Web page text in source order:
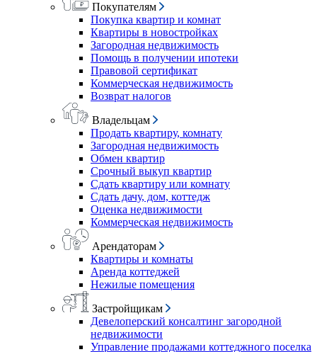
Покупателям
Покупка квартир и комнат
Квартиры в новостройках
Загородная недвижимость
Помощь в получении ипотеки
Правовой сертификат
Коммерческая недвижимость
Возврат налогов
Владельцам
Продать квартиру, комнату
Загородная недвижимость
Обмен квартир
Срочный выкуп квартир
Сдать квартиру или комнату
Сдать дачу, дом, коттедж
Оценка недвижимости
Коммерческая недвижимость
Арендаторам
Квартиры и комнаты
Аренда коттеджей
Нежилые помещения
Застройщикам
Девелоперский консалтинг загородной
недвижимости
Управление продажами коттеджного поселка